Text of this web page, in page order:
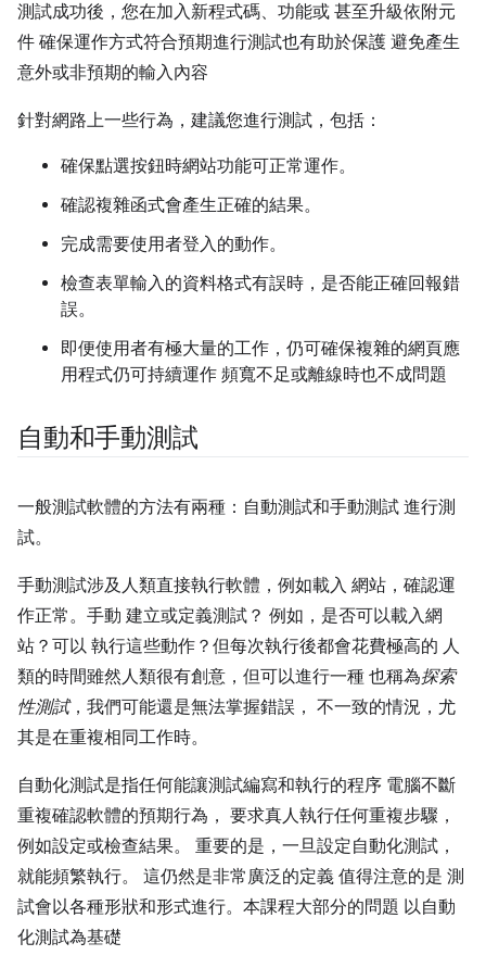
測試成功後，您在加入新程式碼、功能或 甚至升級依附元
件 確保運作方式符合預期進行測試也有助於保護 避免產生
意外或非預期的輸入內容
針對網路上一些行為，建議您進行測試，包括：
確保點選按鈕時網站功能可正常運作。
確認複雜函式會產生正確的結果。
完成需要使用者登入的動作。
檢查表單輸入的資料格式有誤時，是否能正確回報錯
誤。
即便使用者有極大量的工作，仍可確保複雜的網頁應
用程式仍可持續運作 頻寬不足或離線時也不成問題
自動和手動測試
一般測試軟體的方法有兩種：自動測試和手動測試 進行測
試。
手動測試涉及人類直接執行軟體，例如載入 網站，確認運
作正常。手動 建立或定義測試？ 例如，是否可以載入網
站？可以 執行這些動作？但每次執行後都會花費極高的 人
類的時間雖然人類很有創意，但可以進行一種 也稱為探索
性測試，我們可能還是無法掌握錯誤， 不一致的情況，尤
其是在重複相同工作時。
自動化測試是指任何能讓測試編寫和執行的程序 電腦不斷
重複確認軟體的預期行為， 要求真人執行任何重複步驟，
例如設定或檢查結果。 重要的是，一旦設定自動化測試，
就能頻繁執行。 這仍然是非常廣泛的定義 值得注意的是 測
試會以各種形狀和形式進行。本課程大部分的問題 以自動
化測試為基礎